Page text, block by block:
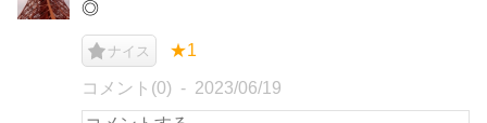
◎
ナイス ★1
コメント(0) 2023/06/19